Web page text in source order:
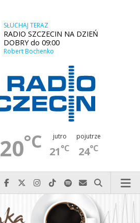
SŁUCHAJ TERAZ
RADIO SZCZECIN NA DZIEŃ
DOBRY do 09:00
Robert Bochenko
20°C jutro
21°C
pojutrze
24°C
Najlepiej po prostu do nas zadzwoń
Odwiedź nas na Facebook-u
Odwiedź nas na X
Odwiedź nas na Instagram-ie
Odwiedź nas na TikTok-u
Szukaj nas na Spotify
Wyślij do nas
Szukaj